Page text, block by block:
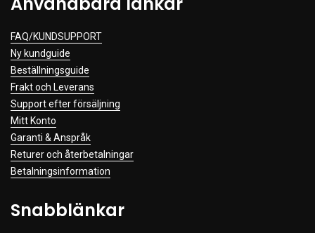
FAQ/KUNDSUPPORT
Ny kundguide
Beställningsguide
Frakt och Leverans
Support efter försäljning
Mitt Konto
Garanti & Anspråk
Returer och återbetalningar
Betalningsinformation
Snabblänkar